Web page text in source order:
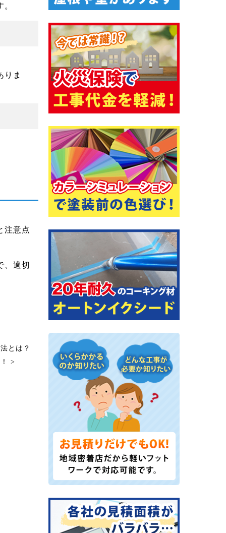
りま
注意点
、適切
とは？
>